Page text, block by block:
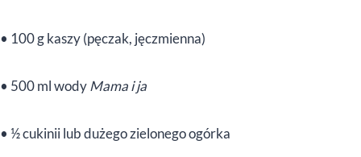
• 100 g kaszy (pęczak, jęczmienna)
• 500 ml wodyMama i ja
• ½ cukinii lub dużego zielonego ogórka